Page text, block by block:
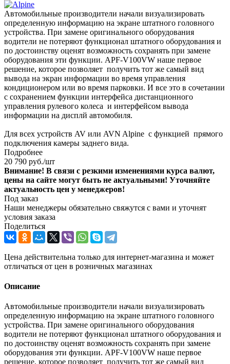
Автомобильные производители начали визуализировать
определенную информацию на экране штатного головного
устройства. При замене оригинального оборудования
водители не потеряют функционал штатного оборудования и
по достоинству оценят возможность сохранять при замене
оборудования эти функции. APF-V100VW наше первое
решение, которое позволяет получить тот же самый вид
вывода на экран информации во время управления
кондиционером или во время парковки. И все это в сочетании
с сохранением функции интерфейса дистанционного
управления рулевого колеса и интерфейсом вывода
информации на дисплй автомобиля.
Для всех устройств AV или AVN Alpine с функцией прямого
подключения камеры заднего вида.
Подробнее
20 790 руб./шт
Внимание! В связи с резкими изменениями курса валют,
цены на сайте могут быть не актуальными! Уточняйте
актуальность цен у менеджеров!
Под заказ
Наши менеджеры обязательно свяжутся с вами и уточнят
условия заказа
Поделиться
Цена действительна только для интернет-магазина и может
отличаться от цен в розничных магазинах
Описание
Автомобильные производители начали визуализировать
определенную информацию на экране штатного головного
устройства. При замене оригинального оборудования
водители не потеряют функционал штатного оборудования и
по достоинству оценят возможность сохранять при замене
оборудования эти функции. APF-V100VW наше первое
решение, которое позволяет получить тот же самый вид